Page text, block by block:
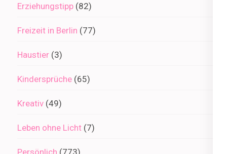
Erziehungstipp (82)
Freizeit in Berlin (77)
Haustier (3)
Kindersprüche (65)
Kreativ (49)
Leben ohne Licht (7)
Persönlich (773)